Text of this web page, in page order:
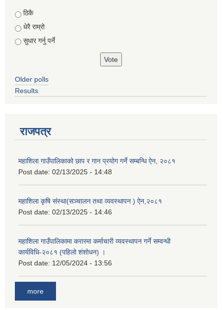
Choices
ठिकै
धेरै राम्रो
सुधार गर्नु पर्ने
Older polls
Results
राजपत्र
महाशिला गाउँपालिकाको छाप र गान प्रयोग गर्ने सम्बन्धि ऐन, २०८१
Post date: 02/13/2025 - 14:48
महाशिला कृषि संस्था(सञ्चालन तथा व्यवस्थापन ) ऐन,२०८१
Post date: 02/13/2025 - 14:46
महाशिला गाउँपालिकामा करारमा कर्माचारी व्यवस्थापन गर्ने सम्वन्धी
कार्यविधि-२०८१ (पहिलो शंशोधन) ।
Post date: 12/05/2024 - 13:56
more